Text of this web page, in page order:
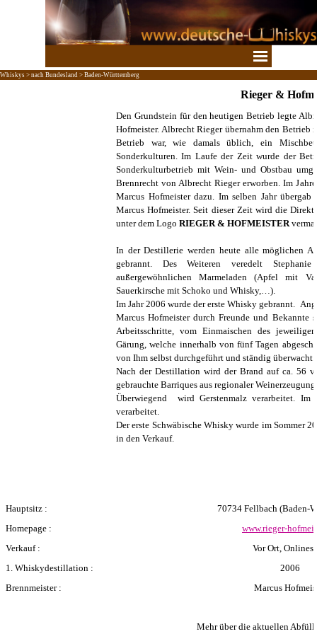
Direkt zum Seiteninhalt
Whiskys > nach Bundesland > Baden-Württemberg
Rieger &
Den Grundstein für den heutigen Betrieb legte
Hofmeister. Albrecht Rieger übernahm den Betrieb
Betrieb war, wie damals üblich, ein
Sonderkulturen. Im Laufe der Zeit wurde der
Sonderkulturbetrieb mit Wein- und Obstbau
Brennrecht von Albrecht Rieger erworben. Im
Marcus Hofmeister dazu. Im selben Jahr
Marcus Hofmeister. Seit dieser Zeit wird die
unter dem Logo RIEGER & HOFMEISTER
In der Destillerie werden heute alle möglichen
gebrannt. Des Weiteren veredelt
außergewöhnlichen Marmeladen (Apfel mit
Sauerkirsche mit Schoko und Whisky,…).
Im Jahr 2006 wurde der erste Whisky gebrannt.
Marcus Hofmeister durch Freunde und Bekannte
Arbeitsschritte, vom Einmaischen des
Gärung, welche innerhalb von fünf Tagen
von Ihm selbst durchgeführt und ständig überwacht.
Nach der Destillation wird der Brand auf ca. 56
gebrauchte Barriques aus regionaler
Überwiegend wird Gerstenmalz verarbeitet. Im
verarbeitet.
Der erste Schwäbische Whisky wurde im Sommer
in den Verkauf.
Hauptsitz :
70734 Fellbach (Baden-
Homepage :
www.rieger-
Verkauf :
Vor Ort,
1. Whiskydestillation :
2006
Brennmeister :
Marcus
Mehr über die aktuellen